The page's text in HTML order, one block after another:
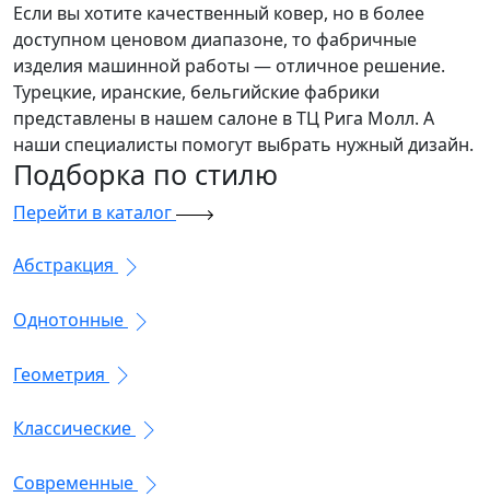
Если вы хотите качественный ковер, но в более
доступном ценовом диапазоне, то фабричные
изделия машинной работы — отличное решение.
Турецкие, иранские, бельгийские фабрики
представлены в нашем салоне в ТЦ Рига Молл. А
наши специалисты помогут выбрать нужный дизайн.
Подборка по стилю
Перейти в каталог
Абстракция
Однотонные
Геометрия
Классические
Современные